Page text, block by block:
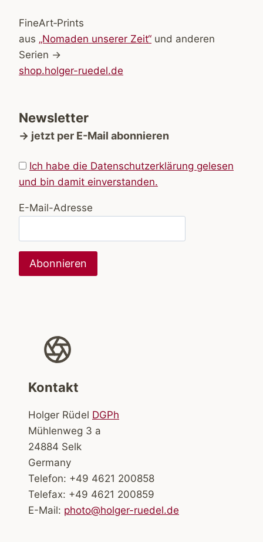
FineArt‑Prints
aus „Nomaden unserer Zeit“ und anderen
Serien →
shop.holger-ruedel.de
Newsletter
→ jetzt per E-Mail abonnieren
Ich habe die Datenschutzerklärung gelesen
und bin damit einverstanden.
E-Mail-Adresse
Kontakt
Holger Rüdel DGPh
Mühlenweg 3 a
24884 Selk
Germany
Telefon: +49 4621 200858
Telefax: +49 4621 200859
E-Mail: photo@holger-ruedel.de